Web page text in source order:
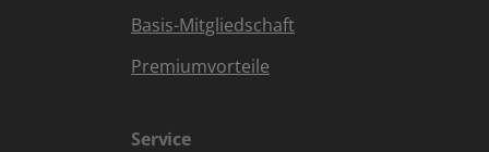
Basis-Mitgliedschaft
Premiumvorteile
Service